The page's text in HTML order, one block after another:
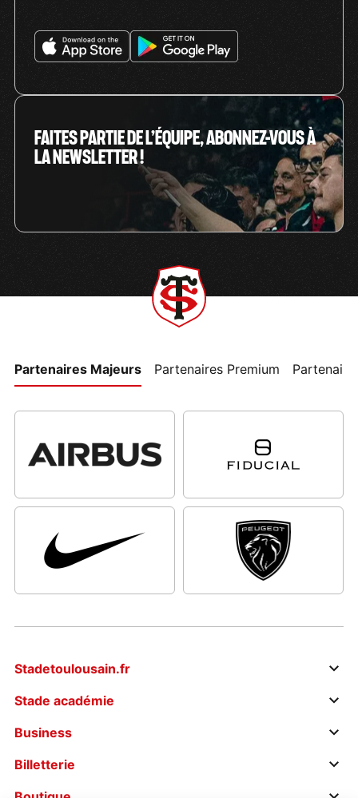
FAITES PARTIE DE L’ÉQUIPE, ABONNEZ-VOUS À
LA NEWSLETTER !
Partenaires Majeurs Partenaires Premium
Stadetoulousain.fr
Stade académie
Business
Billetterie